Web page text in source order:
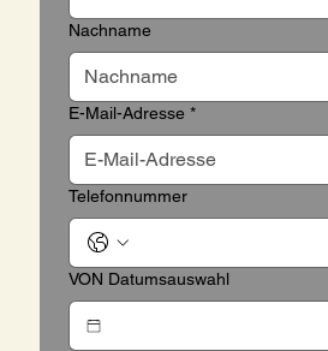
Nachname
E-Mail-Adresse *
Telefonnummer
VON Datumsauswahl